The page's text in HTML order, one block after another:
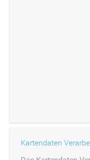
Kartendaten